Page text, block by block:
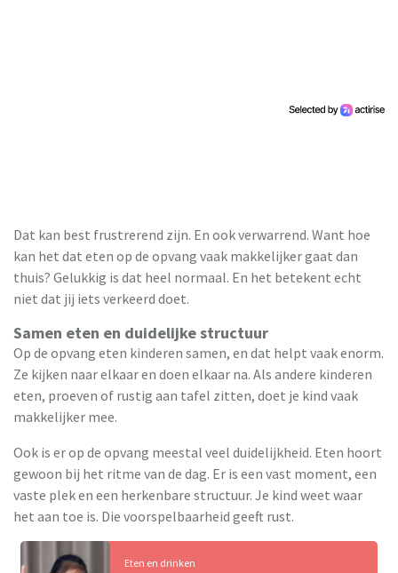
Dat kan best frustrerend zijn. En ook verwarrend. Want hoe
kan het dat eten op de opvang vaak makkelijker gaat dan
thuis? Gelukkig is dat heel normaal. En het betekent echt
niet dat jij iets verkeerd doet.
Samen eten en duidelijke structuur
Op de opvang eten kinderen samen, en dat helpt vaak enorm.
Ze kijken naar elkaar en doen elkaar na. Als andere kinderen
eten, proeven of rustig aan tafel zitten, doet je kind vaak
makkelijker mee.
Ook is er op de opvang meestal veel duidelijkheid. Eten hoort
gewoon bij het ritme van de dag. Er is een vast moment, een
vaste plek en een herkenbare structuur. Je kind weet waar
het aan toe is. Die voorspelbaarheid geeft rust.
Eten en drinken